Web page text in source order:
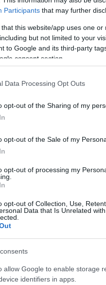
Participants that may further
that this website/app uses one
but not limited to your
to Google and its third-party
consent section.
Data Processing Opt Outs
opt-out of the Sharing of my
opt-out of the Sale of my
opt-out of processing my
opt-out of Collection, Use,
Data that Is Unrelated
allow Google to enable storage
identifiers in apps.
Solutions (BMS) και Mark
που επιθυμούν ευρύ
με ελεγχόμενο
μέρους των υπευθύνων
στόλου μέσω
προληπτικές λύσεις
ελαστικών και στόλου